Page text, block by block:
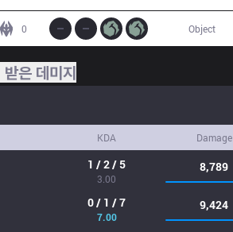
0 Object
받은 데미지
KDA Damage
1 / 2 / 5
3.00
8,789
0 / 1 / 7
7.00
9,424